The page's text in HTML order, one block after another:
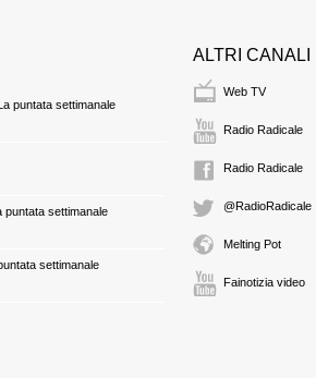
puntata settimanale
puntata settimanale
settimanale
ALTRI CANALI
Web TV
Radio Radicale
Radio Radicale
@RadioRadicale
Melting Pot
Fainotizia video